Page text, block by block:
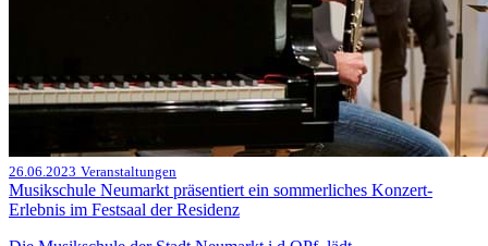
26.06.2023 Veranstaltungen
Musikschule Neumarkt präsentiert ein sommerliches Konzert-
Erlebnis im Festsaal der Residenz